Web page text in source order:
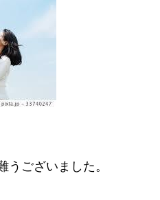
うございました。